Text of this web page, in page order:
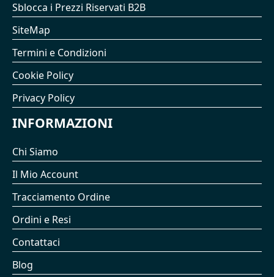
Sblocca i Prezzi Riservati B2B
SiteMap
Termini e Condizioni
Cookie Policy
Privacy Policy
INFORMAZIONI
Chi Siamo
Il Mio Account
Tracciamento Ordine
Ordini e Resi
Contattaci
Blog